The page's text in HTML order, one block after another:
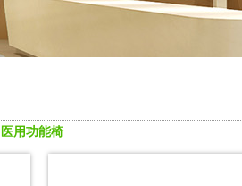
医用功能椅